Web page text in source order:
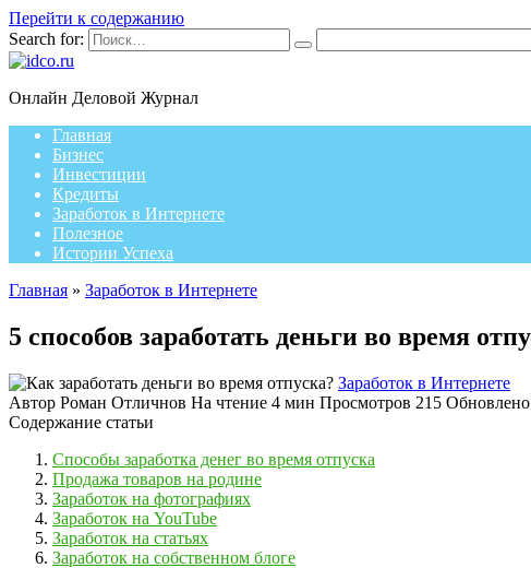
Перейти к содержанию
Search for:
Онлайн Деловой Журнал
Главная
Бизнес
Инвестиции
Кредиты
Заработок в Интернете
Полезное
Истории Успеха
Главная » Заработок в Интернете
5 способов заработать деньги во время
Заработок в Интернете
Автор Роман Отличнов На чтение 4 мин Просмотров 215 Обновлено
Содержание статьи
Способы заработка денег во время отпуска
Продажа товаров на родине
Заработок на фотографиях
Заработок на YouTube
Заработок на статьях
Заработок на собственном блоге